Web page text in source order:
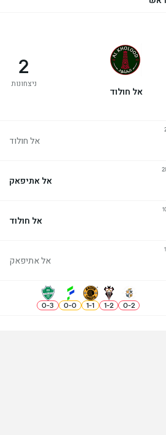
אל חולוד
2
ניצחונות
אל חולוד
אל אתיפאק
אל חולוד
אל אתיפאק
2
-
0
2
-
1
1
-
1
0
-
0
3
-
0